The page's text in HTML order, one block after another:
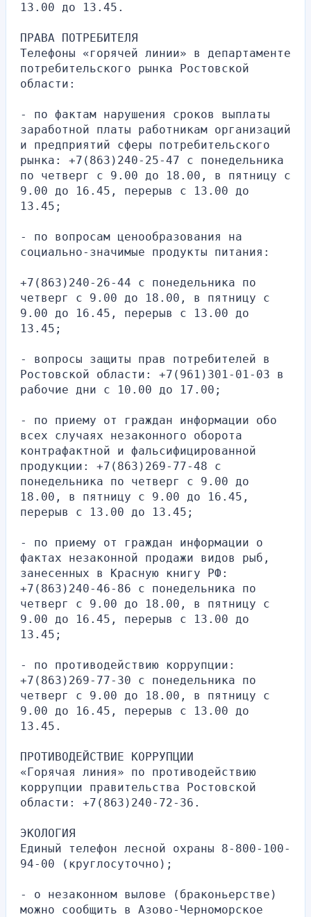
13.00 до 13.45.
ПРАВА ПОТРЕБИТЕЛЯ
Телефоны «горячей линии» в департаменте
потребительского рынка Ростовской
области:
- по фактам нарушения сроков выплаты
заработной платы работникам организаций
и предприятий сферы потребительского
рынка: +7(863)240-25-47 с понедельника
по четверг с 9.00 до 18.00, в пятницу с
9.00 до 16.45, перерыв с 13.00 до
13.45;
- по вопросам ценообразования на
социально-значимые продукты питания:
+7(863)240-26-44 с понедельника по
четверг с 9.00 до 18.00, в пятницу с
9.00 до 16.45, перерыв с 13.00 до
13.45;
- вопросы защиты прав потребителей в
Ростовской области: +7(961)301-01-03 в
рабочие дни с 10.00 до 17.00;
- по приему от граждан информации обо
всех случаях незаконного оборота
контрафактной и фальсифицированной
продукции: +7(863)269-77-48 с
понедельника по четверг с 9.00 до
18.00, в пятницу с 9.00 до 16.45,
перерыв с 13.00 до 13.45;
- по приему от граждан информации о
фактах незаконной продажи видов рыб,
занесенных в Красную книгу РФ:
+7(863)240-46-86 с понедельника по
четверг с 9.00 до 18.00, в пятницу с
9.00 до 16.45, перерыв с 13.00 до
13.45;
- по противодействию коррупции:
+7(863)269-77-30 с понедельника по
четверг с 9.00 до 18.00, в пятницу с
9.00 до 16.45, перерыв с 13.00 до
13.45.
ПРОТИВОДЕЙСТВИЕ КОРРУПЦИИ
«Горячая линия» по противодействию
коррупции правительства Ростовской
области: +7(863)240-72-36.
ЭКОЛОГИЯ
Единый телефон лесной охраны 8-800-100-
94-00 (круглосуточно);
- о незаконном вылове (браконьерстве)
можно сообщить в Азово-Черноморское